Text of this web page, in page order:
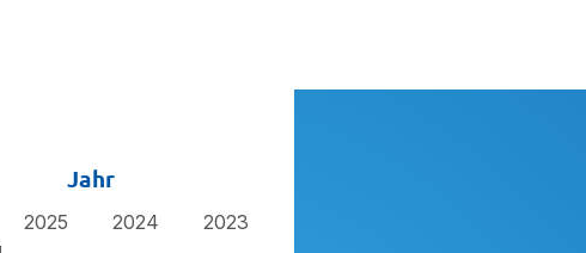
Jahr
2025 2024
2023